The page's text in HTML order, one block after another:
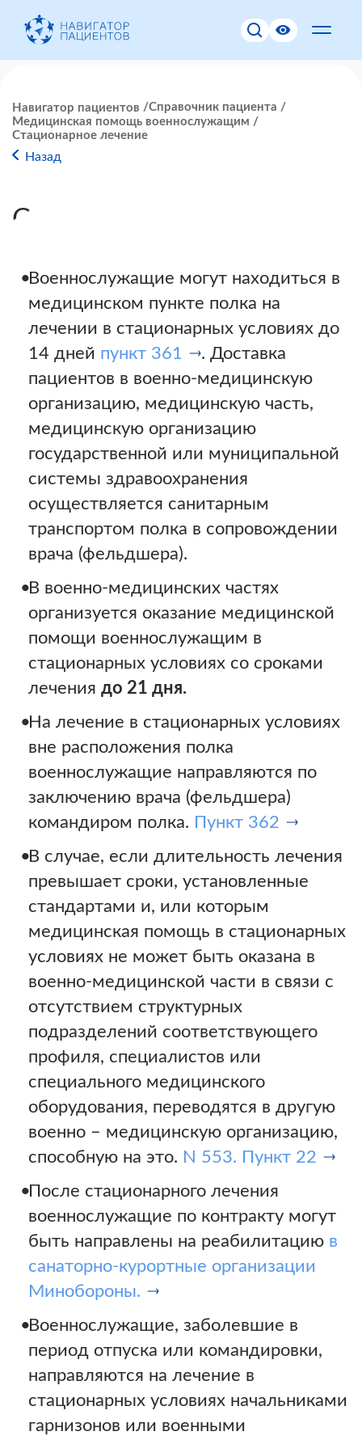
Навигатор пациентов
Справочник пациента
Медицинская помощь военнослужащим
Стационарное лечение
Назад
Стационарное лечение
Военнослужащие могут находиться в
медицинском пункте полка на
лечении в стационарных условиях до
14 дней пункт 361
. Доставка
пациентов в военно-медицинскую
организацию, медицинскую часть,
медицинскую организацию
государственной или муниципальной
системы здравоохранения
осуществляется санитарным
транспортом полка в сопровождении
врача (фельдшера).
В военно-медицинских частях
организуется оказание медицинской
помощи военнослужащим в
стационарных условиях со сроками
лечения до 21 дня.
На лечение в стационарных условиях
вне расположения полка
военнослужащие направляются по
заключению врача (фельдшера)
командиром полка. Пункт 362
В случае, если длительность лечения
превышает сроки, установленные
стандартами и, или которым
медицинская помощь в стационарных
условиях не может быть оказана в
военно-медицинской части в связи с
отсутствием структурных
подразделений соответствующего
профиля, специалистов или
специального медицинского
оборудования, переводятся в другую
военно – медицинскую организацию,
способную на это. N 553. Пункт 22
После стационарного лечения
военнослужащие по контракту могут
быть направлены на реабилитацию в
санаторно-курортные организации
Минобороны.
Военнослужащие, заболевшие в
период отпуска или командировки,
направляются на лечение в
стационарных условиях начальниками
гарнизонов или военными